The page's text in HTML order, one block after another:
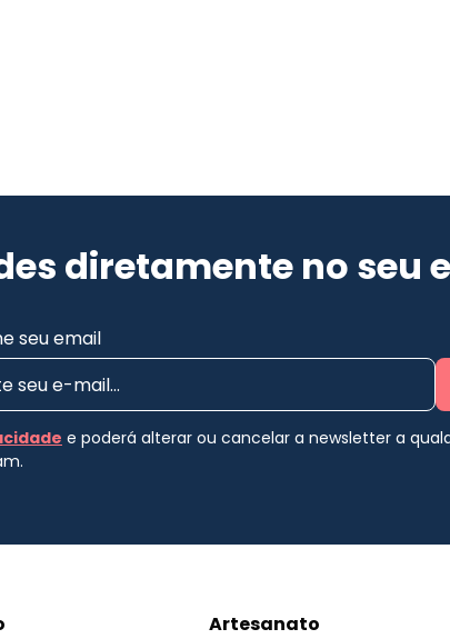
diretamente no seu
seu email
e poderá alterar ou cancelar a newsletter a
Artesanato